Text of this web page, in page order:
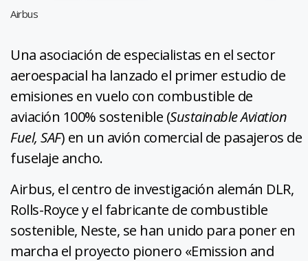
Airbus
Una asociación de especialistas en el sector
aeroespacial ha lanzado el primer estudio de
emisiones en vuelo con combustible de
aviación 100% sostenible (Sustainable Aviation
Fuel, SAF) en un avión comercial de pasajeros de
fuselaje ancho.
Airbus, el centro de investigación alemán DLR,
Rolls-Royce y el fabricante de combustible
sostenible, Neste, se han unido para poner en
marcha el proyecto pionero «Emission and